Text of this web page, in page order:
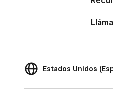
Estados Unidos